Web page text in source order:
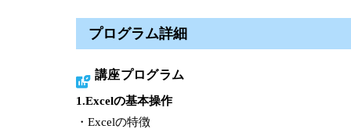
プログラム詳細
講座プログラム
1.Excelの基本操作
・Excelの特徴